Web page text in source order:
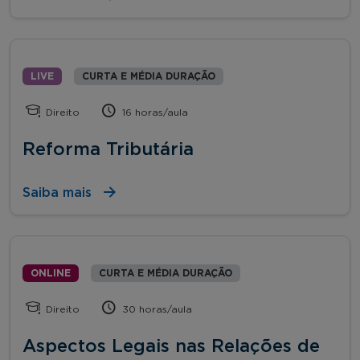
LIVE CURTA E MÉDIA DURAÇÃO
Direito 16 horas/aula
Reforma Tributária
Saiba mais
ONLINE CURTA E MÉDIA DURAÇÃO
Direito 30 horas/aula
Aspectos Legais nas Relações de